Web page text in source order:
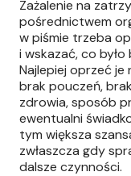
Zażalenie na
pośrednictwem
w piśmie trzeba
i wskazać, co
Najlepiej oprzeć
brak pouczeń,
zdrowia, sposób
ewentualni
tym większa
zwłaszcza gdy
dalsze czynności.